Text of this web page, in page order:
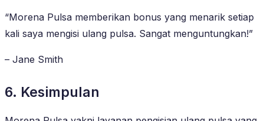
“Morena Pulsa memberikan bonus yang menarik setiap
kali saya mengisi ulang pulsa. Sangat menguntungkan!”
– Jane Smith
6. Kesimpulan